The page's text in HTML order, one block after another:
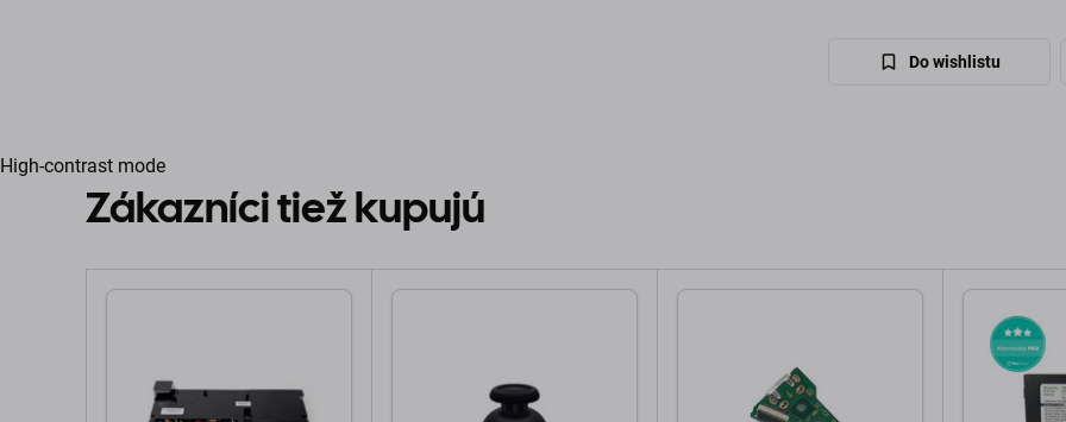
Do wishlistu
High-contrast mode
Zákazníci tiež kupujú